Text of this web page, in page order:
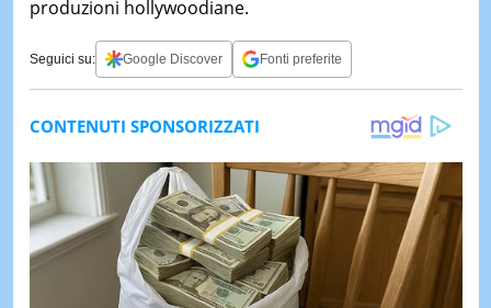
produzioni hollywoodiane.
Seguici su: Google Discover Fonti preferite